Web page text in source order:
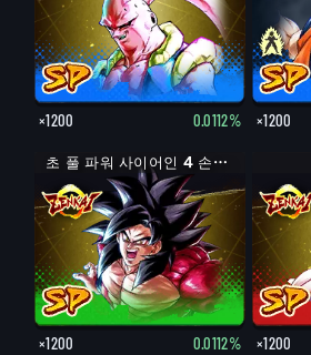
×1200 0.0112% ×1200
초 풀 파워 사이어인 4 손오공
×1200 0.0112% ×1200